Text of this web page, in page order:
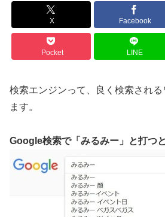
X Facebook
Pocket LINE
検索エンジンって、良く検索され
ます。
Google検索で「みるみー」と打つ